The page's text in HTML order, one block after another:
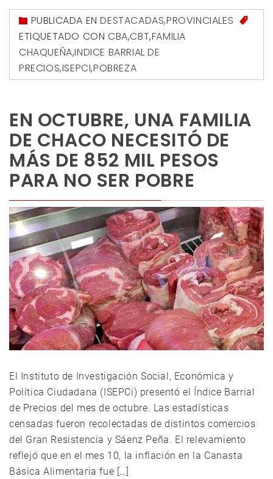
PUBLICADA ENDESTACADAS,PROVINCIALES
ETIQUETADO CON CBA,CBT,FAMILIA
CHAQUEÑA,INDICE BARRIAL DE
PRECIOS,ISEPCI,POBREZA
EN OCTUBRE, UNA FAMILIA
DE CHACO NECESITÓ DE
MÁS DE 852 MIL PESOS
PARA NO SER POBRE
El Instituto de Investigación Social, Económica y
Política Ciudadana (ISEPCi) presentó el Índice Barrial
de Precios del mes de octubre. Las estadísticas
censadas fueron recolectadas de distintos comercios
del Gran Resistencia y Sáenz Peña. El relevamiento
reflejó que en el mes 10, la inflación en la Canasta
Básica Alimentaria fue […]